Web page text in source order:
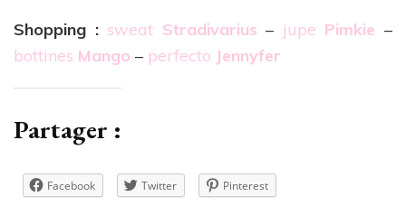
Shopping : sweat Stradivarius – jupe Pimkie –
bottines Mango – perfecto Jennyfer
Partager :
Facebook Twitter Pinterest